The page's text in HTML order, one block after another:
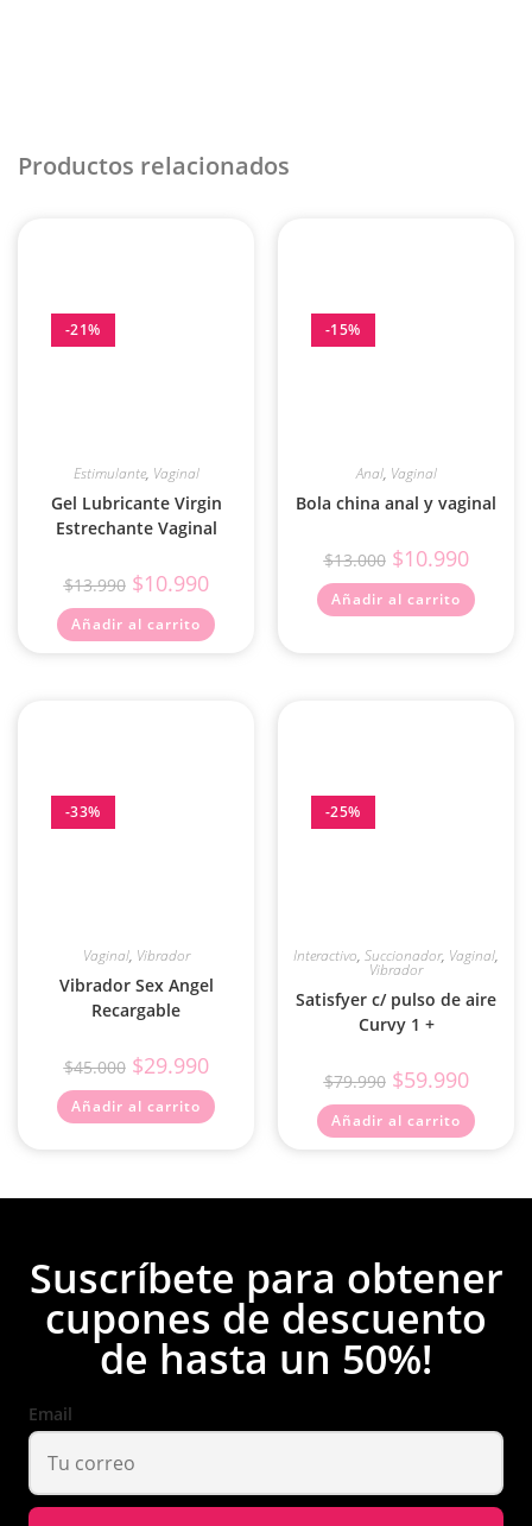
Productos relacionados
-21%
Estimulante, Vaginal
Gel Lubricante Virgin
Estrechante Vaginal
$13.990 $10.990
Añadir al carrito
-15%
Anal, Vaginal
Bola china anal y vaginal
$13.000 $10.990
Añadir al carrito
-33%
Vaginal, Vibrador
Vibrador Sex Angel
Recargable
$45.000 $29.990
Añadir al carrito
-25%
Interactivo, Succionador, Vaginal,
Vibrador
Satisfyer c/ pulso de aire
Curvy 1 +
$79.990 $59.990
Añadir al carrito
Suscríbete para obtener
cupones de descuento
de hasta un 50%!
Email